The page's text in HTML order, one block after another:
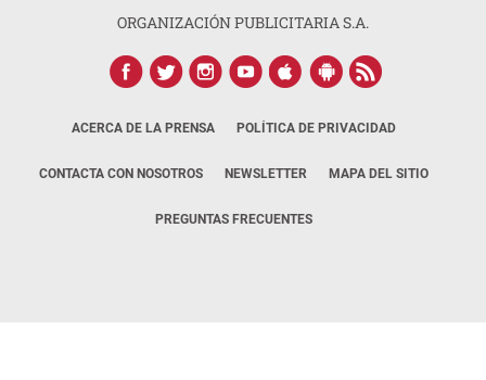
ORGANIZACIÓN PUBLICITARIA S.A.
ACERCA DE LA PRENSA POLÍTICA DE PRIVACIDAD
CONTACTA CON NOSOTROS NEWSLETTER MAPA DEL SITIO
PREGUNTAS FRECUENTES